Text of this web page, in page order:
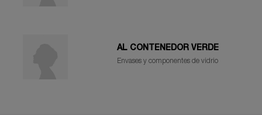
AL CONTENEDOR VERDE
Envases y componentes de vidrio